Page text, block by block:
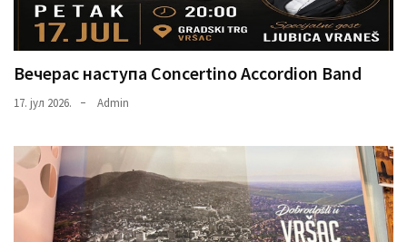
Вечерас наступа Concertino Accordion Band
17. јул 2026. Admin